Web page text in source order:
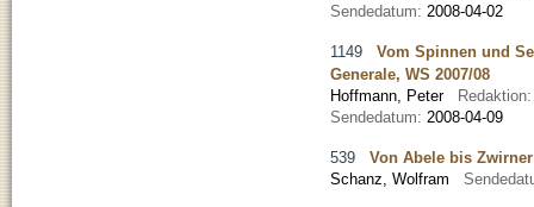
Sendedatum: 2008-04-02
1149 Vom Spinnen und
Generale, WS 2007/08
Hoffmann, Peter
Sendedatum: 2008-04-09
539 Von Abele bis
Schanz, Wolfram